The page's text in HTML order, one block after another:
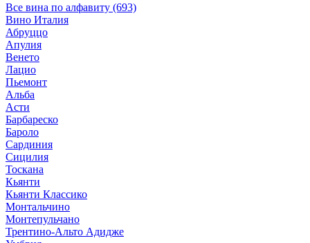
Все вина по алфавиту (693)
Вино Италия
Абруццо
Апулия
Венето
Лацио
Пьемонт
Альба
Асти
Барбареско
Бароло
Сардиния
Сицилия
Тоскана
Кьянти
Кьянти Классико
Монтальчино
Монтепульчано
Трентино-Альто Адидже